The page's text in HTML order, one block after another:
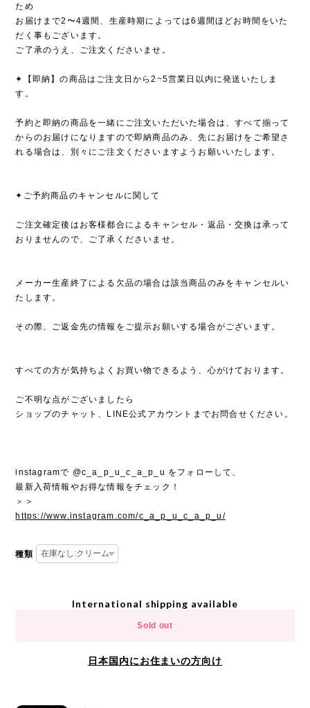
ため
お届けまで2〜4週間、生産時期によっては6週間ほどお時間をいた
だく事もございます。
ご了承のうえ、ご注文くださいませ。
✦【即納】の商品はご注文日から2~5営業日以内に発送いたしま
す。
予約と即納の商品を一緒にご注文いただいた場合は、すべて揃って
からのお届けになりますので即納商品のみ、先にお届けをご希望さ
れる場合は、別々にご注文くださいますようお願いいたします。
✦ご予約商品のキャンセルに関して
ご注文確定後はお客様都合によるキャンセル・返品・交換は承って
おりませんので、ご了承くださいませ。
メーカー生産終了による欠品の場合は該当商品のみをキャンセルい
たします。
その際、ご返金先の情報をご提示お願いする場合がございます。
すべての方が気持ちよくお買い物できるよう、心がけております。
ご不明な点がございましたら
ショップのチャット、LINE公式アカウントまでお問合せください。
instagramで @c_a_p_u_c_a_p_u をフォローして、
最新入荷情報やお得な情報をチェック！
＞＞
https://www.instagram.com/c_a_p_u_c_a_p_u/
種類
International shipping available
Sold out
日本国内にお住まいの方向け